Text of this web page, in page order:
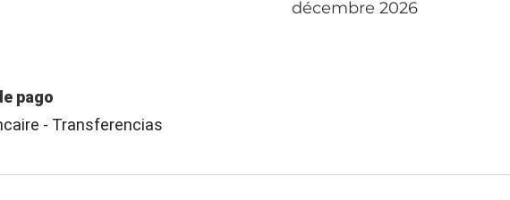
décembre 2026
pago
- Transferencias